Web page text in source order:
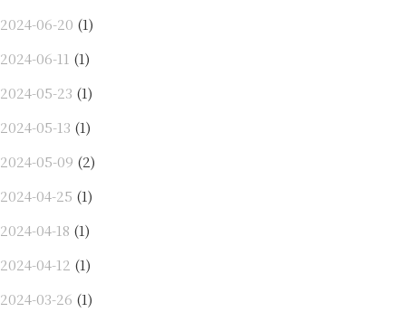
2024-06-20 (1)
2024-06-11 (1)
2024-05-23 (1)
2024-05-13 (1)
2024-05-09 (2)
2024-04-25 (1)
2024-04-18 (1)
2024-04-12 (1)
2024-03-26 (1)